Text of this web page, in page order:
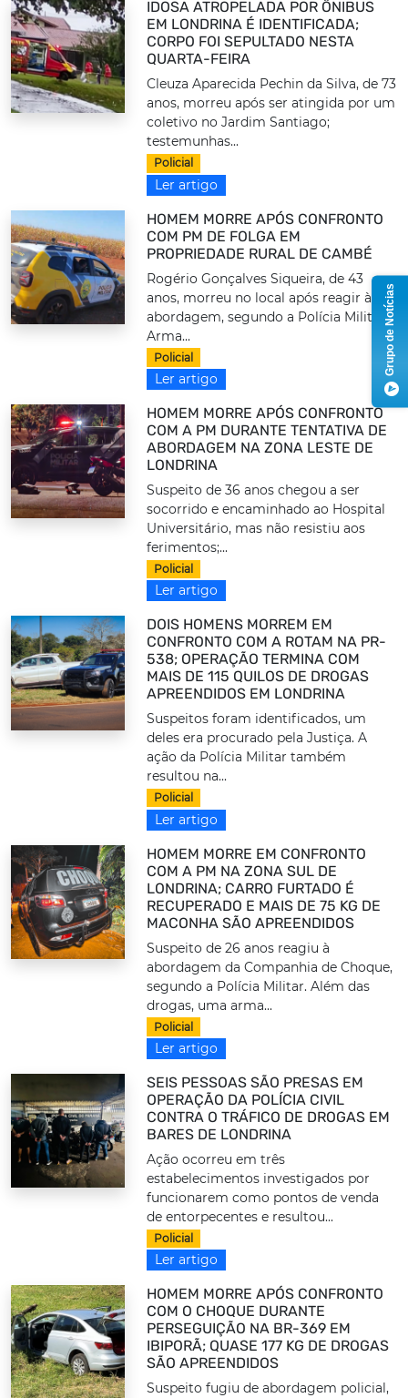
IDOSA ATROPELADA POR ÔNIBUS
EM LONDRINA É IDENTIFICADA;
CORPO FOI SEPULTADO NESTA
QUARTA-FEIRA
Cleuza Aparecida Pechin da Silva, de 73
anos, morreu após ser atingida por um
coletivo no Jardim Santiago;
testemunhas...
Policial
Ler artigo
HOMEM MORRE APÓS CONFRONTO
COM PM DE FOLGA EM
PROPRIEDADE RURAL DE CAMBÉ
Rogério Gonçalves Siqueira, de 43
anos, morreu no local após reagir à
abordagem, segundo a Polícia Militar.
Arma...
Policial
Ler artigo
HOMEM MORRE APÓS CONFRONTO
COM A PM DURANTE TENTATIVA DE
ABORDAGEM NA ZONA LESTE DE
LONDRINA
Suspeito de 36 anos chegou a ser
socorrido e encaminhado ao Hospital
Universitário, mas não resistiu aos
ferimentos;...
Policial
Ler artigo
DOIS HOMENS MORREM EM
CONFRONTO COM A ROTAM NA PR-
538; OPERAÇÃO TERMINA COM
MAIS DE 115 QUILOS DE DROGAS
APREENDIDOS EM LONDRINA
Suspeitos foram identificados, um
deles era procurado pela Justiça. A
ação da Polícia Militar também
resultou na...
Policial
Ler artigo
HOMEM MORRE EM CONFRONTO
COM A PM NA ZONA SUL DE
LONDRINA; CARRO FURTADO É
RECUPERADO E MAIS DE 75 KG DE
MACONHA SÃO APREENDIDOS
Suspeito de 26 anos reagiu à
abordagem da Companhia de Choque,
segundo a Polícia Militar. Além das
drogas, uma arma...
Policial
Ler artigo
SEIS PESSOAS SÃO PRESAS EM
OPERAÇÃO DA POLÍCIA CIVIL
CONTRA O TRÁFICO DE DROGAS EM
BARES DE LONDRINA
Ação ocorreu em três
estabelecimentos investigados por
funcionarem como pontos de venda
de entorpecentes e resultou...
Policial
Ler artigo
HOMEM MORRE APÓS CONFRONTO
COM O CHOQUE DURANTE
PERSEGUIÇÃO NA BR-369 EM
IBIPORÃ; QUASE 177 KG DE DROGAS
SÃO APREENDIDOS
Suspeito fugiu de abordagem policial,
Grupo de Notícias